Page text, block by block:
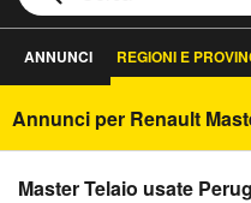
ANNUNCI REGIONI E
Annunci per Renault
Master Telaio usate